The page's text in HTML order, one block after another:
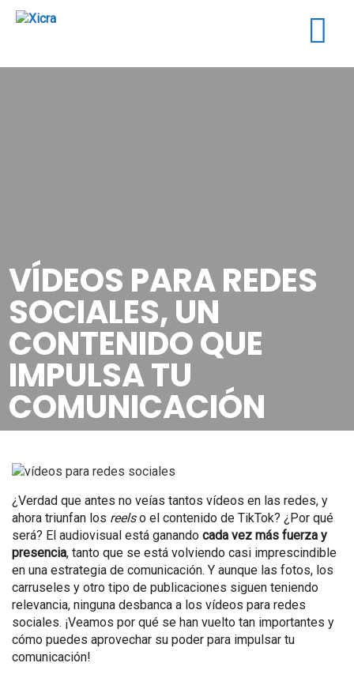
VÍDEOS PARA REDES
SOCIALES, UN
CONTENIDO QUE
IMPULSA TU
COMUNICACIÓN
¿Verdad que antes no veías tantos vídeos en las redes, y
ahora triunfan los reelso el contenido de TikTok? ¿Por qué
será? El audiovisual está ganando cada vez más fuerza y
presencia, tanto que se está volviendo casi imprescindible
en una estrategia de comunicación. Y aunque las fotos, los
carruseles y otro tipo de publicaciones siguen teniendo
relevancia, ninguna desbanca a los vídeos para redes
sociales. ¡Veamos por qué se han vuelto tan importantes y
cómo puedes aprovechar su poder para impulsar tu
comunicación!